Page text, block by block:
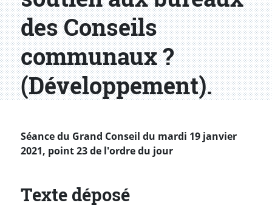
des Conseils
communaux ?
(Développement).
Séance du Grand Conseil du mardi 19 janvier
2021, point 23 de l'ordre du jour
Texte déposé